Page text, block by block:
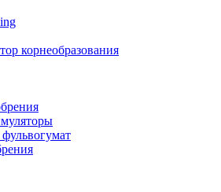
корнеобразования